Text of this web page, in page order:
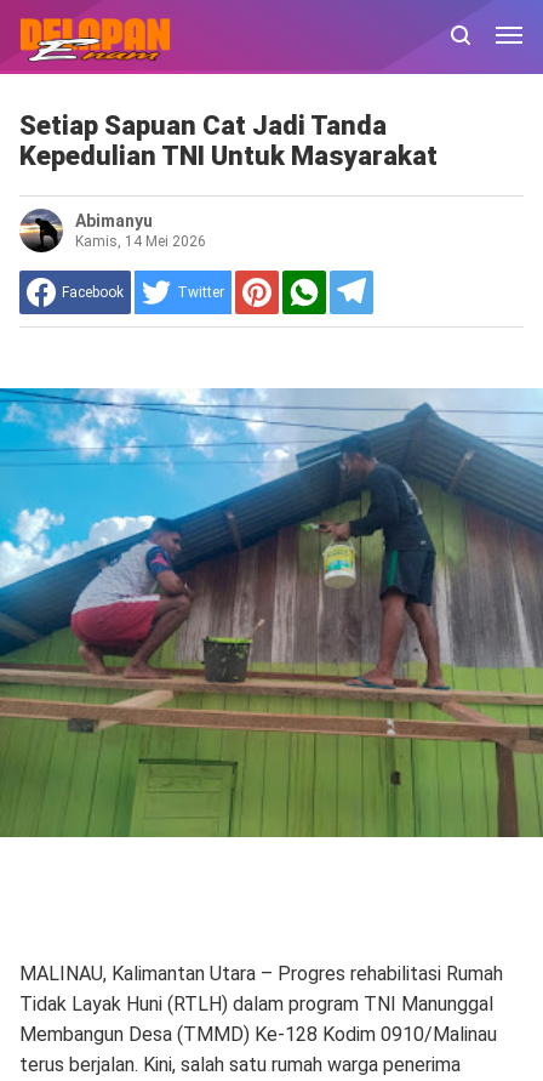
Setiap Sapuan Cat Jadi Tanda
Kepedulian TNI Untuk Masyarakat
Abimanyu
Kamis, 14 Mei 2026
Facebook Twitter
MALINAU, Kalimantan Utara – Progres rehabilitasi Rumah
Tidak Layak Huni (RTLH) dalam program TNI Manunggal
Membangun Desa (TMMD) Ke-128 Kodim 0910/Malinau
terus berjalan. Kini, salah satu rumah warga penerima